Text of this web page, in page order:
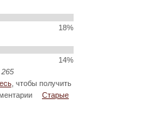
18%
14%
265
, чтобы получить
Старые